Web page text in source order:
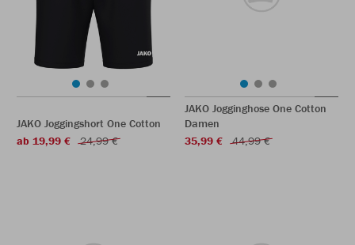
JAKO Joggingshort One Cotton
ab 19,99 €
24,99 €
JAKO Jogginghose One Cotton
Damen
35,99 €
44,99 €